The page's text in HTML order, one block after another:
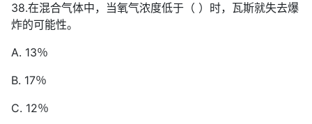
38.在混合气体中，当氧气浓度低于（ ）时，瓦斯就失去爆
炸的可能性。
A. 13％
B. 17％
C. 12％